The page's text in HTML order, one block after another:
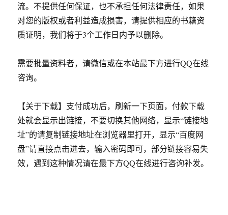
流。不提供任何保证，也不承担任何法律责任，如果
对您的版权或者利益造成损害，请提供相应的书籍资
质证明，我们将于3个工作日内予以删除。
需要批量资料者，请微信或在本站最下方进行QQ在线
咨询。
【关于下载】支付成功后，刷新一下页面，付款下载
处就会显示出链接，不要切换其他网络，显示“链接地
址”的请复制链接地址在浏览器里打开，显示“百度网
盘”请直接点击进去，输入密码即可，部分链接容易失
效，遇到这种情况请在最下方QQ在线进行咨询补发。